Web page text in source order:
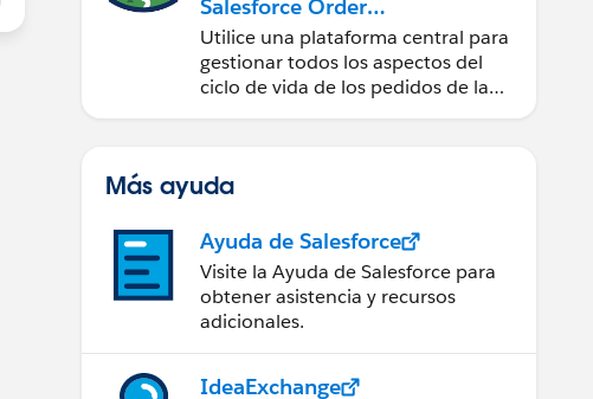
Salesforce Order
Management con
una tienda de B2B,
B2C o B2B2C
Commerce
Utilice una plataforma central para
gestionar todos los aspectos del
ciclo de vida de los pedidos de la
Más ayuda
Ayuda de Salesforce
Visite la Ayuda de Salesforce para
obtener asistencia y recursos
adicionales.
IdeaExchange